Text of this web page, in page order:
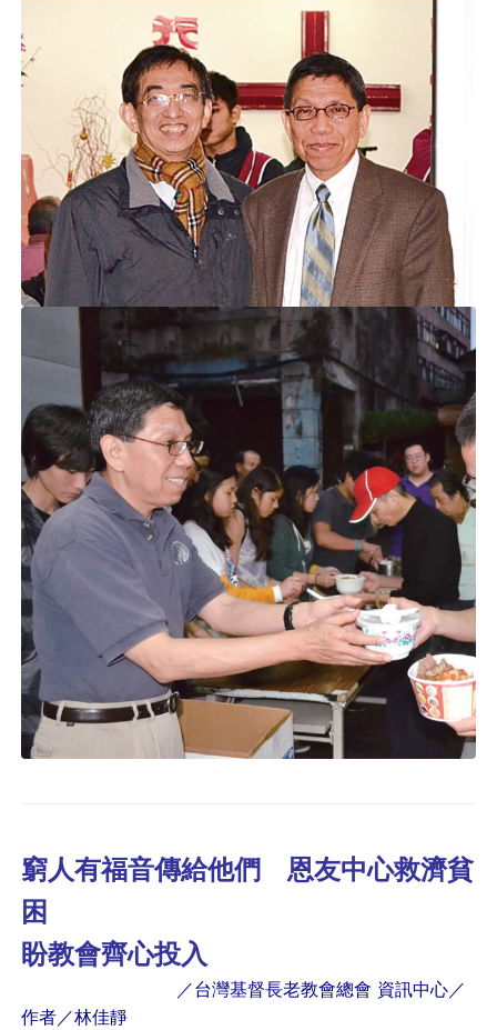
窮人有福音傳給他們 恩友中心救濟貧
困
盼教會齊心投入
／台灣基督長老教會總會 資訊中心／
作者／林佳靜